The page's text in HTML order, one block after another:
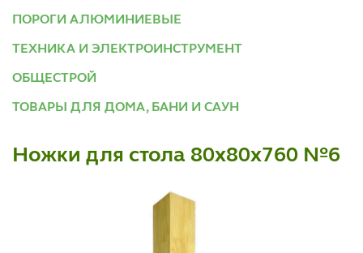
ПОРОГИ АЛЮМИНИЕВЫЕ
ТЕХНИКА И ЭЛЕКТРОИНСТРУМЕНТ
ОБЩЕСТРОЙ
ТОВАРЫ ДЛЯ ДОМА, БАНИ И САУН
Ножки для стола 80х80х760 №6